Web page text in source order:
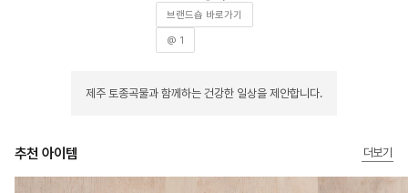
브랜드숍 바로가기
@ 1
제주 토종곡물과 함께하는 건강한 일상을 제안합니다.
추천 아이템 더보기